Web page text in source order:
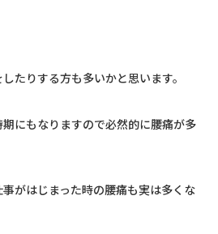
277-1355
間：10:00-21:00）
たりする方も多いかと思います。
にもなりますので必然的に腰痛が多
がはじまった時の腰痛も実は多くな